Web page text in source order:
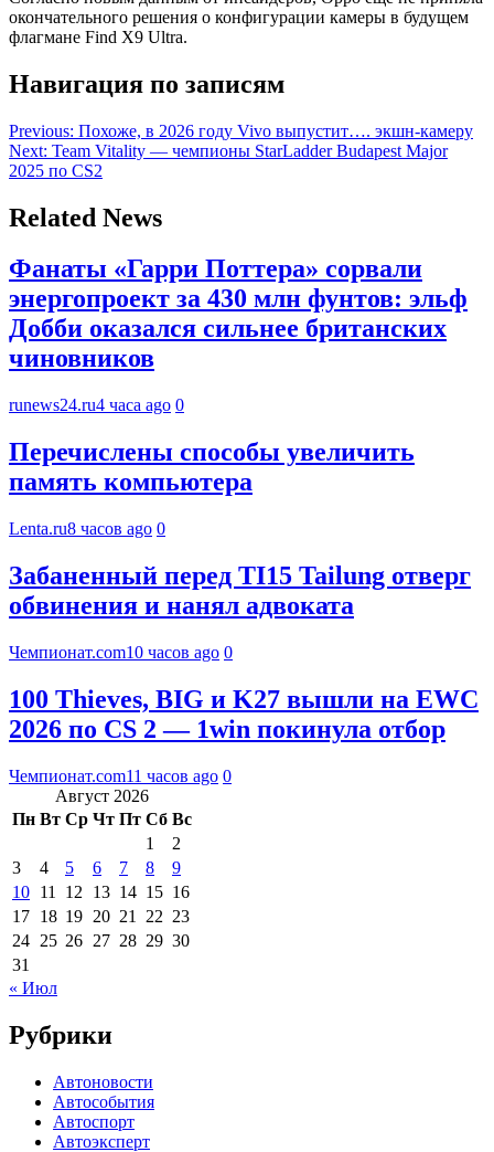
окончательного решения о конфигурации камеры в будущем
флагмане Find X9 Ultra.
Навигация по записям
Previous: Похоже, в 2026 году Vivo выпустит…. экшн-камеру
Next: Team Vitality — чемпионы StarLadder Budapest Major
2025 по CS2
Related News
Фанаты «Гарри Поттера» сорвали
энергопроект за 430 млн фунтов: эльф
Добби оказался сильнее британских
чиновников
runews24.ru4 часа ago 0
Перечислены способы увеличить
память компьютера
Lenta.ru8 часов ago 0
Забаненный перед TI15 Tailung отверг
обвинения и нанял адвоката
Чемпионат.com10 часов ago 0
100 Thieves, BIG и K27 вышли на EWC
2026 по CS 2 — 1win покинула отбор
Чемпионат.com11 часов ago 0
Август 2026
Пн Вт Ср Чт Пт Сб Вс
1
2
3
4 5 6 7 8
9
10 11 12 13 14 15 16
17 18 19 20 21 22 23
24 25 26 27 28 29 30
31
« Июл
Рубрики
Автоновости
Автособытия
Автоспорт
Автоэксперт